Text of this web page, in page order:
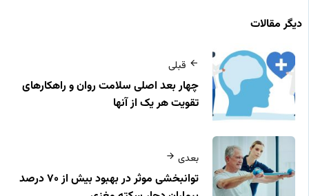
دیگر مقالات
قبلی
چهار بعد اصلی سلامت روان و راهکارهای
تقویت هر یک از آنها
بعدی
توانبخشی موثر در بهبود بیش از ۷۰ درصد